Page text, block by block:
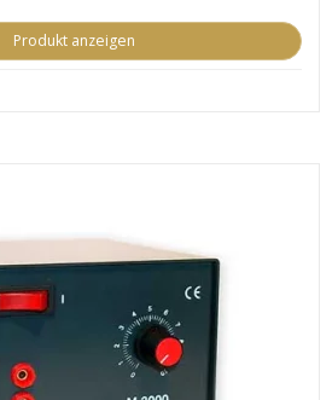
Produkt anzeigen